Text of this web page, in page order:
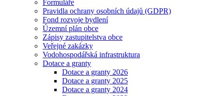
Formuláře
Pravidla ochrany osobních údajů (GDPR)
Fond rozvoje bydlení
Územní plán obce
Zápisy zastupitelstva obce
Veřejné zakázky
Vodohospodářská infrastruktura
Dotace a granty
Dotace a granty 2026
Dotace a granty 2025
Dotace a granty 2024